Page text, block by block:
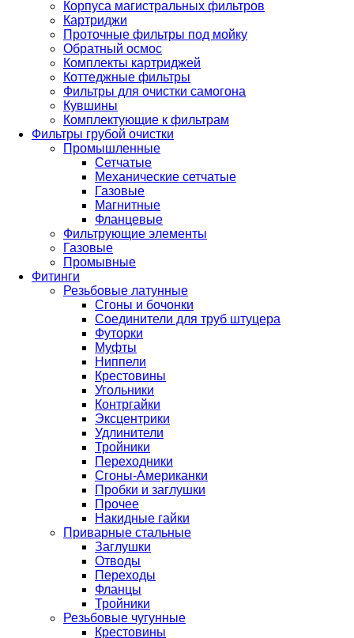
Корпуса магистральных фильтров
Картриджи
Проточные фильтры под мойку
Обратный осмос
Комплекты картриджей
Коттеджные фильтры
Фильтры для очистки самогона
Кувшины
Комплектующие к фильтрам
Фильтры грубой очистки
Промышленные
Сетчатые
Механические сетчатые
Газовые
Магнитные
Фланцевые
Фильтрующие элементы
Газовые
Промывные
Фитинги
Резьбовые латунные
Сгоны и бочонки
Соединители для труб штуцера
Футорки
Муфты
Ниппели
Крестовины
Угольники
Контргайки
Эксцентрики
Удлинители
Тройники
Переходники
Сгоны-Американки
Пробки и заглушки
Прочее
Накидные гайки
Приварные стальные
Заглушки
Отводы
Переходы
Фланцы
Тройники
Резьбовые чугунные
Крестовины